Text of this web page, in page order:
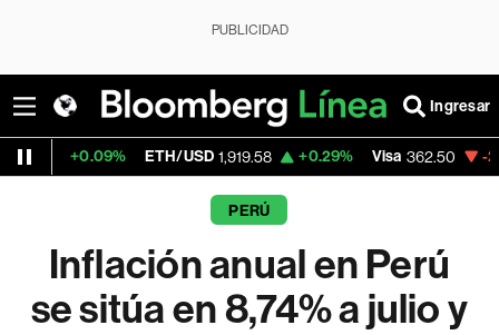
PUBLICIDAD
Ingresar
ETH/USD 1,919.58 +0.29% Visa 362.50 -2.15%
PERÚ
Inflación anual en Perú
se sitúa en 8,74% a julio y